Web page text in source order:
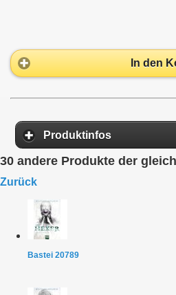
In den
Produktinfos
30 andere Produkte der
Zurück
Bastei 20789